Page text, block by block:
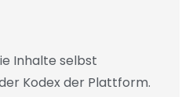
Inhalte selbst
Kodex der Plattform.